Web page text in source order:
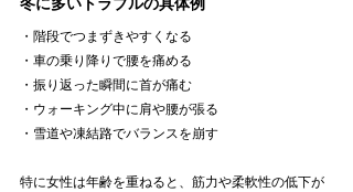
冬に多いトラブルの具体例
・階段でつまずきやすくなる
・車の乗り降りで腰を痛める
・振り返った瞬間に首が痛む
・ウォーキング中に肩や腰が張る
・雪道や凍結路でバランスを崩す
特に女性は年齢を重ねると、筋力や柔軟性の低下が